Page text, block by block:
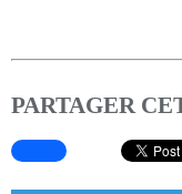
PARTAGER